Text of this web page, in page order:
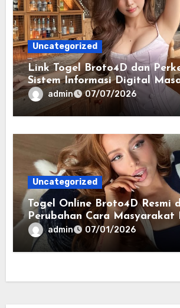
Uncategorized
Link Togel Broto4D dan
Sistem Informasi Digital
admin 07/07/2026
Uncategorized
Togel Online Broto4D Resmi
Perubahan Cara Masyarakat
Informasi Berbasis Data
admin 07/01/2026